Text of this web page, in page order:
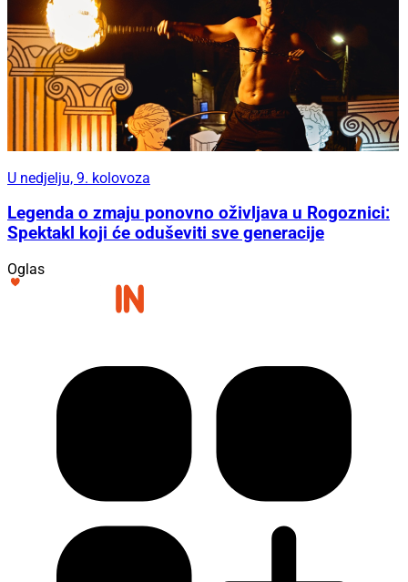
U nedjelju, 9. kolovoza
Legenda o zmaju ponovno oživljava u Rogoznici:
Spektakl koji će oduševiti sve generacije
Oglas